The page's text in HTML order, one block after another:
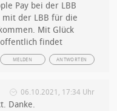
Pay bei der LBB
mit der LBB für die
Mit Glück
findet
ANTWORTEN
MELDEN
06.10.2021, 17:34 Uhr
Danke.